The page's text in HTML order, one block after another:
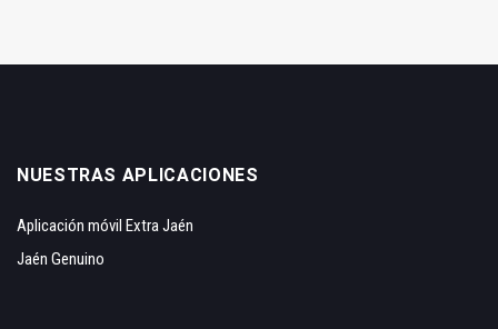
NUESTRAS APLICACIONES
Aplicación móvil Extra Jaén
Jaén Genuino